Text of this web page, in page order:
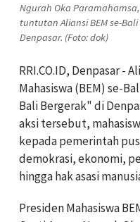
Ngurah Oka
tuntutan Aliansi BEM se-
Denpasar. (Foto: dok)
RRI.CO.ID, Denpasar -
Mahasiswa (BEM) se-
Bali Bergerak" di
aksi tersebut,
kepada pemerintah
demokrasi, ekonomi,
hingga hak asasi
Presiden Mahasiswa